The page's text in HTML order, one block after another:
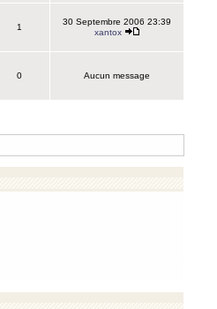
1
30 Septembre 2006 23:39
xantox
0 Aucun message